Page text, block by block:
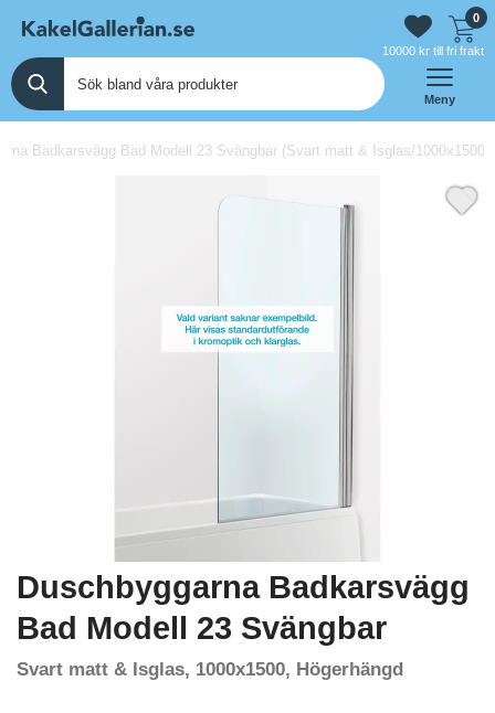
0
10000 kr till fri frakt
Meny
Badkarsvägg Bad Modell 23 Svängbar (Svart matt & Isglas/1000x1500/
Duschbyggarna Badkarsvägg
Bad Modell 23 Svängbar
Svart matt & Isglas, 1000x1500, Högerhängd